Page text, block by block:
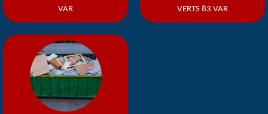
VAR
VERTS 83 VAR